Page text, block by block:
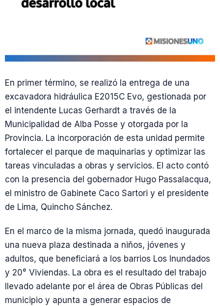
En primer término, se realizó la entrega de una
excavadora hidráulica E2015C Evo, gestionada por
el intendente Lucas Gerhardt a través de la
Municipalidad de Alba Posse y otorgada por la
Provincia. La incorporación de esta unidad permite
fortalecer el parque de maquinarias y optimizar las
tareas vinculadas a obras y servicios. El acto contó
con la presencia del gobernador Hugo Passalacqua,
el ministro de Gabinete Caco Sartori y el presidente
de Lima, Quincho Sánchez.
En el marco de la misma jornada, quedó inaugurada
una nueva plaza destinada a niños, jóvenes y
adultos, que beneficiará a los barrios Los Inundados
y 20° Viviendas. La obra es el resultado del trabajo
llevado adelante por el área de Obras Públicas del
municipio y apunta a generar espacios de